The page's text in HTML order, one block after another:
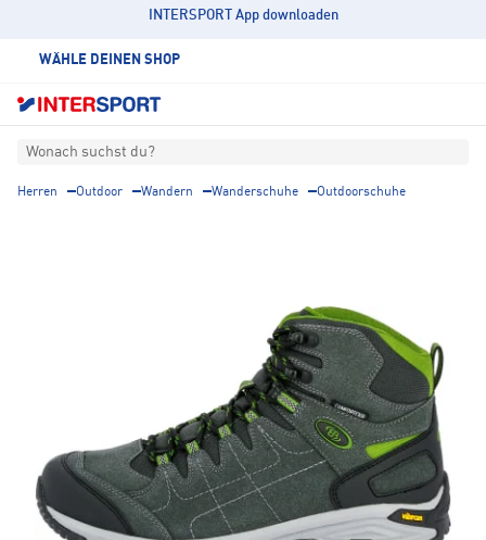
INTERSPORT App downloaden
WÄHLE DEINEN SHOP
Wonach suchst du?
Herren Outdoor Wandern Wanderschuhe Outdoorschuhe